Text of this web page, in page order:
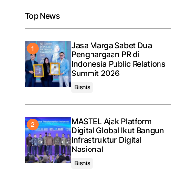
Top News
Jasa Marga Sabet Dua
Penghargaan PR di
Indonesia Public Relations
Summit 2026
Bisnis
MASTEL Ajak Platform
Digital Global Ikut Bangun
Infrastruktur Digital
Nasional
Bisnis